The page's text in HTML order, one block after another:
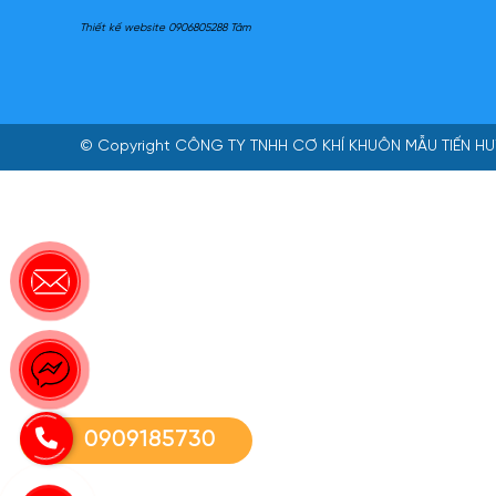
Thiết kế website 0906805288 Tâm
© Copyright CÔNG TY TNHH CƠ KHÍ KHUÔN MẪU TIẾN
0909185730